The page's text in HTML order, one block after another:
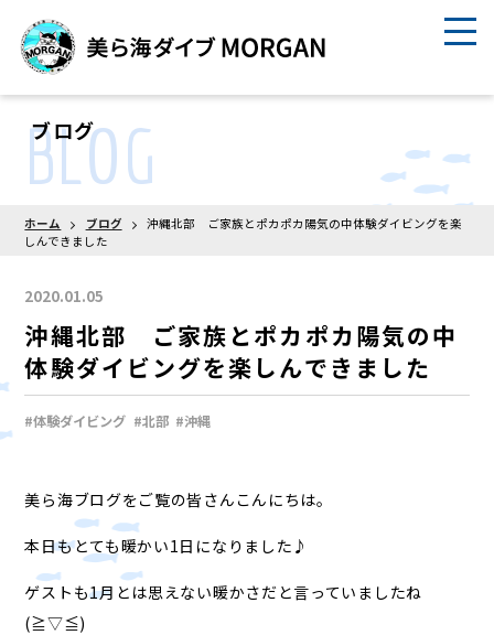
ブログ
BLOG
ホーム ブログ
沖縄北部 ご家族とポカポカ陽気の中体験ダイビングを楽
しんできました
2020.01.05
沖縄北部 ご家族とポカポカ陽気の中
体験ダイビングを楽しんできました
#体験ダイビング #北部 #沖縄
美ら海ブログをご覧の皆さんこんにちは。
本日もとても暖かい1日になりました♪
ゲストも1月とは思えない暖かさだと言っていましたね
(≧▽≦)